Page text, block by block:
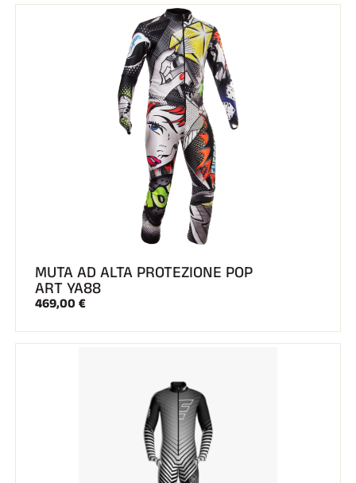
MUTA AD ALTA PROTEZIONE POP
ART YA88
469,00 €